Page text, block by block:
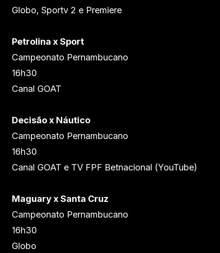
Globo, Sportv 2 e Premiere
Petrolina x Sport
Campeonato Pernambucano
16h30
Canal GOAT
Decisão x Náutico
Campeonato Pernambucano
16h30
Canal GOAT e TV FPF Betnacional (YouTube)
Maguary x Santa Cruz
Campeonato Pernambucano
16h30
Globo